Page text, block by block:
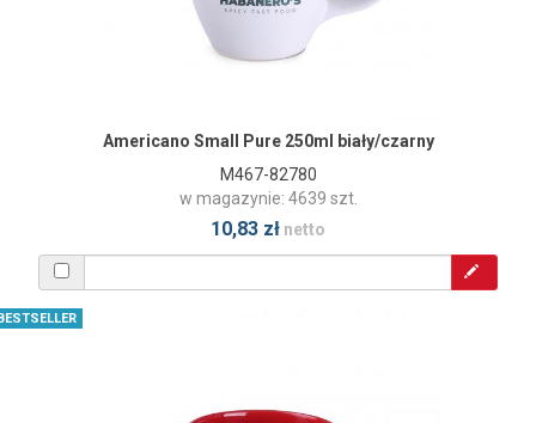
Americano Small Pure 250ml biały/czarny
M467-82780
w magazynie: 4639 szt.
10,83 zł netto